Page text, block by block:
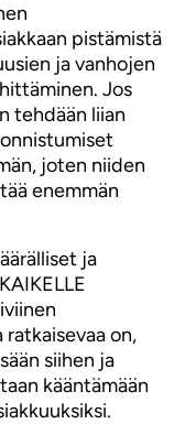
pistämistä
ja vanhojen
Jos
tehdään liian
joten niiden
enemmän
ja
on,
siihen ja
kääntämään